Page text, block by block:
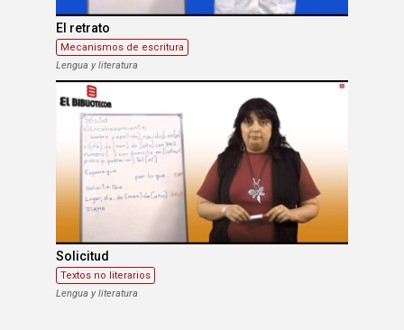
El retrato
Mecanismos de escritura
Lengua y literatura
Solicitud
Textos no literarios
Lengua y literatura